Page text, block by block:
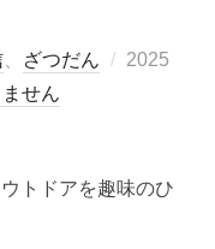
、 ざつだん
投
2025
せん
トドアを趣味のひ